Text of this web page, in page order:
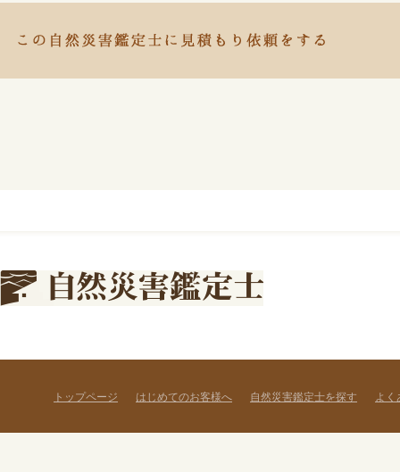
トップページ はじめてのお客様へ 自然災害鑑定士を探す よく